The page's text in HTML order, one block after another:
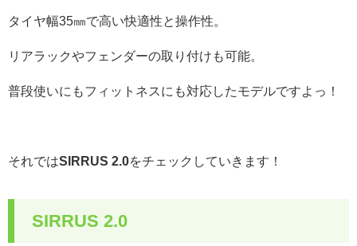
タイヤ幅35㎜で高い快適性と操作性。
リアラックやフェンダーの取り付けも可能。
普段使いにもフィットネスにも対応したモデルですよっ！
それではSIRRUS 2.0をチェックしていきます！
SIRRUS 2.0